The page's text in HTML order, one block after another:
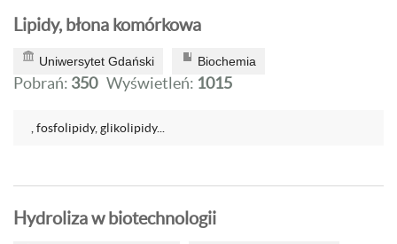
Lipidy, błona komórkowa
Uniwersytet Gdański Biochemia
Pobrań: 350 Wyświetleń: 1015
, fosfolipidy, glikolipidy...
Hydroliza w biotechnologii